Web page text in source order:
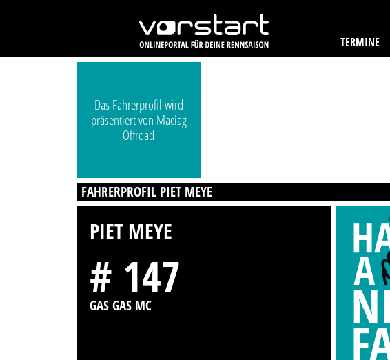
TERMINE
Das Fahrerprofil wird
präsentiert von Maciag
Offroad
FAHRERPROFIL PIET MEYE
PIET MEYE
# 147
GAS GAS MC